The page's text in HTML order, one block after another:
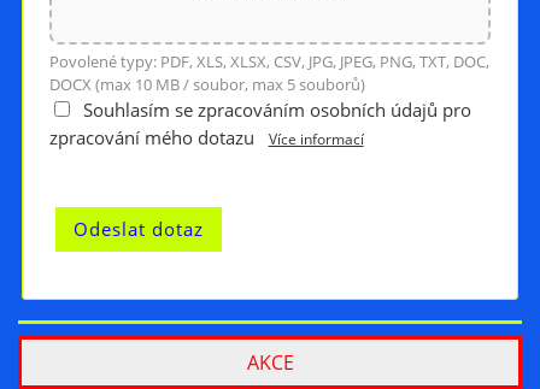
Povolené typy: PDF, XLS, XLSX, CSV, JPG, JPEG, PNG, TXT, DOC,
DOCX (max 10 MB / soubor, max 5 souborů)
Souhlasím se zpracováním osobních údajů pro
zpracování mého dotazu
Více informací
AKCE